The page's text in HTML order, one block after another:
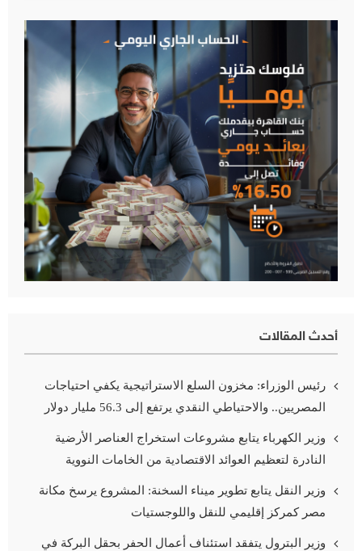
أحدث المقالات
رئيس الوزراء: مخزون السلع الاستراتيجية يكفي احتياجات
المصريين.. والاحتياطي النقدي يرتفع إلى 56.3 مليار دولار
وزير الكهرباء يتابع مشروعات استخراج العناصر الأرضية
النادرة لتعظيم العوائد الاقتصادية من الخامات النووية
وزير النقل يتابع تطوير ميناء السخنة: المشروع يرسخ مكانة
مصر كمركز إقليمي للنقل واللوجستيات
وزير البترول يتفقد استئناف أعمال الحفر بحقل البركة في